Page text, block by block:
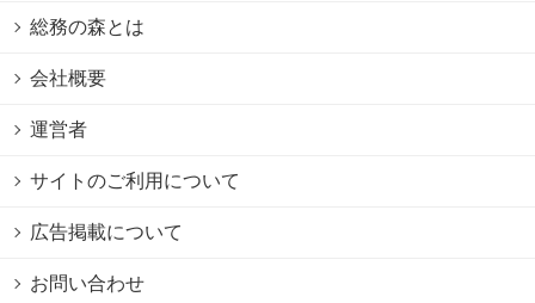
総務の森とは
会社概要
運営者
サイトのご利用について
広告掲載について
お問い合わせ